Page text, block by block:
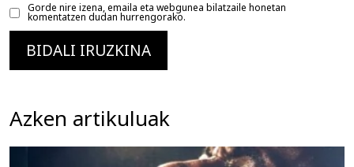
Gorde nire izena, emaila eta webgunea bilatzaile honetan
komentatzen dudan hurrengorako.
Azken artikuluak